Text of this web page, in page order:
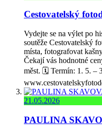
Cestovatelský
Vydejte se na výlet po
soutěže Cestovatelský
místa, fotografovat
Čekají vás hodnotné
měst. 🗓️ Termín: 1. 5. –
21.05.2026
PAULINA